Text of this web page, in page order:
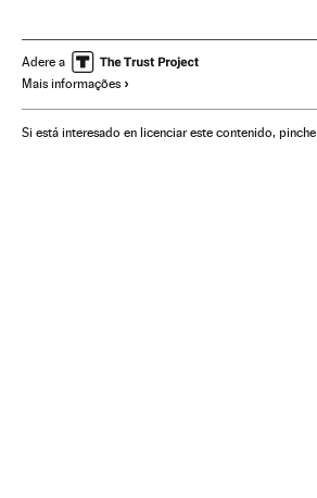
Adere a
Mais informações
Si está interesado en licenciar este contenido, pinche